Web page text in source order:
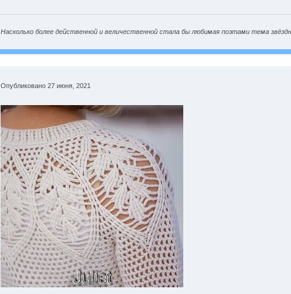
Насколько более действенной и величественной стала бы любимая поэтами тема
Опубликовано 27 июня, 2021